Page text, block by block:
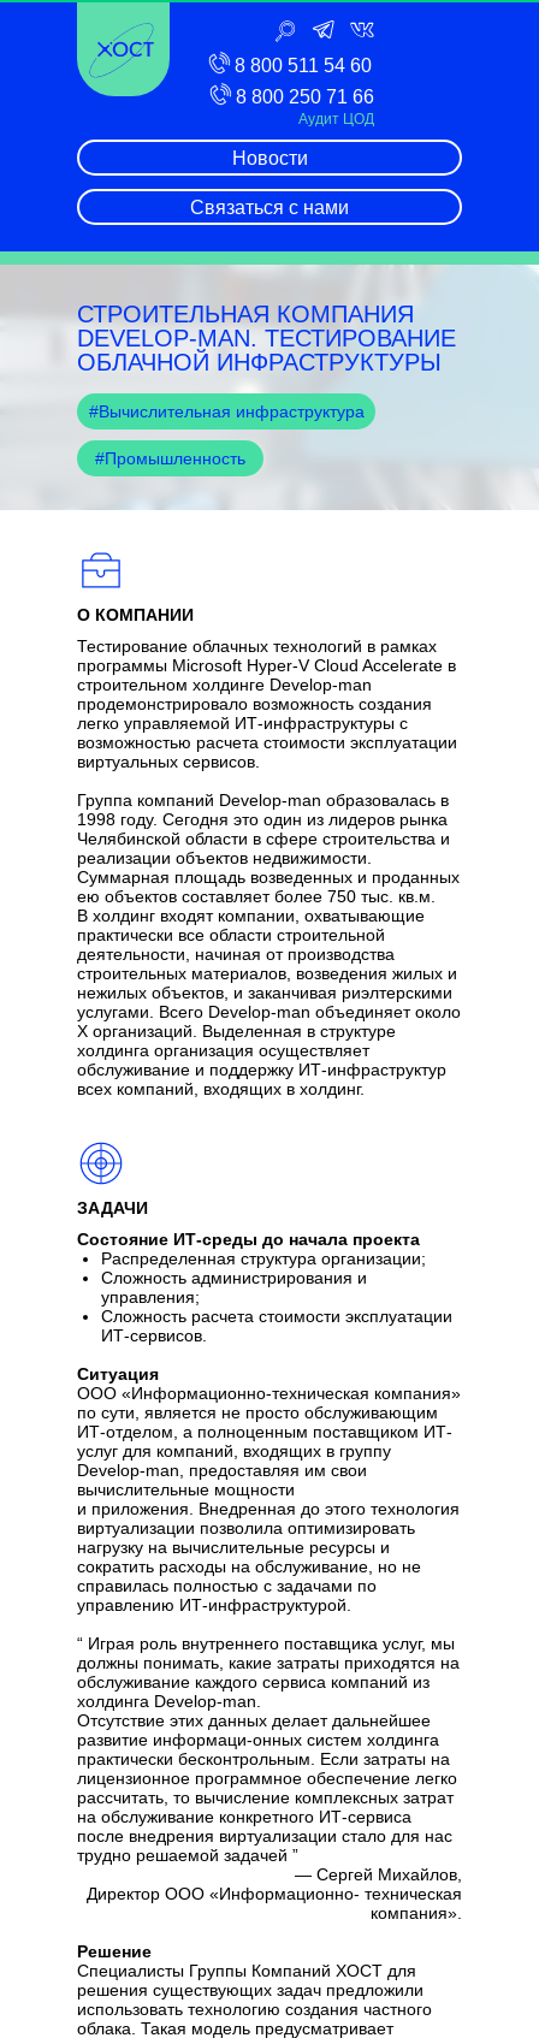
Связаться с нами
Новости
8 800 511 54 60
8 800 250 71 66
Аудит ЦОД
СТРОИТЕЛЬНАЯ КОМПАНИЯ
DEVELOP-MAN. ТЕСТИРОВАНИЕ
ОБЛАЧНОЙ ИНФРАСТРУКТУРЫ
#Промышленность
#Вычислительная инфраструктура
Тестирование облачных технологий в рамках
программы Microsoft Hyper-V Cloud Accelerate в
строительном холдинге Develop-man
продемонстрировало возможность создания
легко управляемой ИТ-инфраструктуры с
возможностью расчета стоимости эксплуатации
виртуальных сервисов.
Группа компаний Develop-man образовалась в
1998 году. Сегодня это один из лидеров рынка
Челябинской области в сфере строительства и
реализации объектов недвижимости.
Суммарная площадь возведенных и проданных
ею объектов составляет более 750 тыс. кв.м.
В холдинг входят компании, охватывающие
практически все области строительной
деятельности, начиная от производства
строительных материалов, возведения жилых и
нежилых объектов, и заканчивая риэлтерскими
услугами. Всего Develop-man объединяет около
Х организаций. Выделенная в структуре
холдинга организация осуществляет
обслуживание и поддержку ИТ-инфраструктур
всех компаний, входящих в холдинг.
О КОМПАНИИ
Состояние ИТ-среды до начала проекта
Распределенная структура организации;
Сложность администрирования и
управления;
Сложность расчета стоимости эксплуатации
ИТ-сервисов.
Ситуация
ООО «Информационно-техническая компания»
по сути, является не просто обслуживающим
ИТ-отделом, а полноценным поставщиком ИТ-
услуг для компаний, входящих в группу
Develop-man, предоставляя им свои
вычислительные мощности
и приложения. Внедренная до этого технология
виртуализации позволила оптимизировать
нагрузку на вычислительные ресурсы и
сократить расходы на обслуживание, но не
справилась полностью с задачами по
управлению ИТ-инфраструктурой.
“ Играя роль внутреннего поставщика услуг, мы
должны понимать, какие затраты приходятся на
обслуживание каждого сервиса компаний из
холдинга Develop-man.
Отсутствие этих данных делает дальнейшее
развитие информаци-онных систем холдинга
практически бесконтрольным. Если затраты на
лицензионное программное обеспечение легко
рассчитать, то вычисление комплексных затрат
на обслуживание конкретного ИТ-сервиса
после внедрения виртуализации стало для нас
трудно решаемой задачей ”
— Сергей Михайлов,
Директор ООО «Информационно- техническая
компания».
Решение
Специалисты Группы Компаний ХОСТ для
решения существующих задач предложили
использовать технологию создания частного
облака. Такая модель предусматривает
ЗАДАЧИ